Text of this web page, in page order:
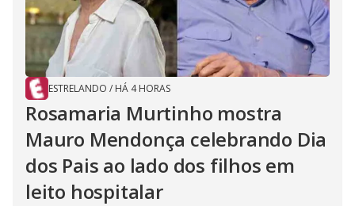
ESTRELANDO / HÁ 4 HORAS
Rosamaria Murtinho mostra
Mauro Mendonça celebrando Dia
dos Pais ao lado dos filhos em
leito hospitalar